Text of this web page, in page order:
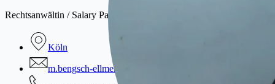
Rechtsanwältin / Salary Partner
Köln
m.bengsch-ellmer@ffwkanzlei.de